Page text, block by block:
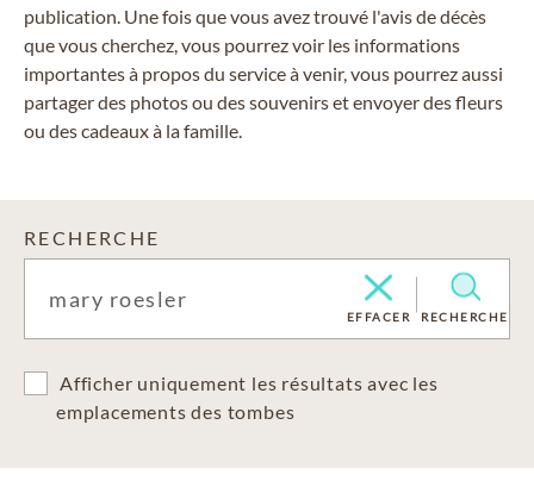
publication. Une fois que vous avez trouvé l'avis de décès
que vous cherchez, vous pourrez voir les informations
importantes à propos du service à venir, vous pourrez aussi
partager des photos ou des souvenirs et envoyer des fleurs
ou des cadeaux à la famille.
RECHERCHE
EFFACER RECHERCHE
Afficher uniquement les résultats avec les
emplacements des tombes